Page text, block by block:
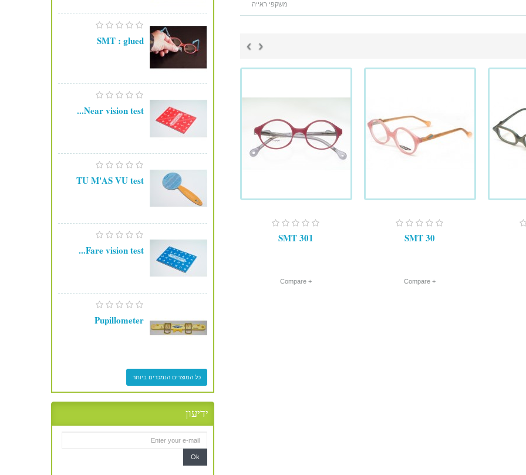
משקפי ראייה
‹
›
SMT 30
+ Compare
SMT 301
+ Compare
SMT : glued
Near vision test...
TU M'AS VU test
Fare vision test...
Pupillometer
כל המוצרים הנמכרים ביותר
ידיעון
Ok